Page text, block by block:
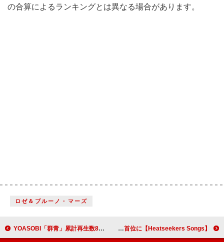
の合算によるランキングとは異なる場合があります。
ロゼ＆ブルーノ・マーズ
YOASOBI「群青」累計再生数8億回突破：今週のストリーミングまとめ 【Heatseekers Songs】柊マグネタイト「テトリス」が初登場で首位に